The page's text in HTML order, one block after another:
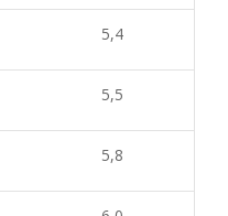
5,4
5,5
5,8